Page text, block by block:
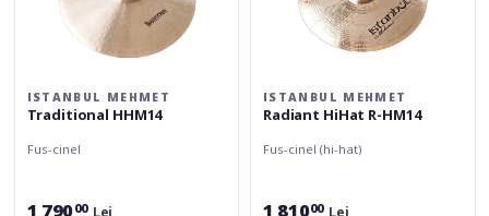
ISTANBUL MEHMET
Traditional HHM14
Fus-cinel
1 79000 Lei
ISTANBUL MEHMET
Radiant HiHat R-HM14
Fus-cinel (hi-hat)
1 81000 Lei